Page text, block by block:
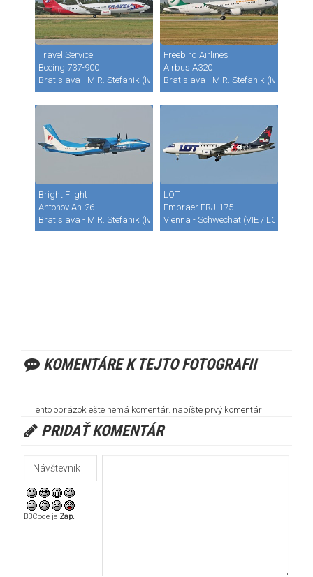
Travel Service
Boeing 737-900
Bratislava - M.R. Stefanik (Ivanka) (BTS / LZIB)
Freebird Airlines
Airbus A320
Bratislava - M.R. Stefanik (Ivanka)
Bright Flight
Antonov An-26
Bratislava - M.R. Stefanik (Ivanka) (BTS / LZIB)
LOT
Embraer ERJ-175
Vienna - Schwechat (VIE / LOWW)
KOMENTÁRE K TEJTO FOTOGRAFII
Tento obrázok ešte nemá komentár. napíšte prvý komentár!
PRIDAŤ KOMENTÁR
BBCode je Zap.